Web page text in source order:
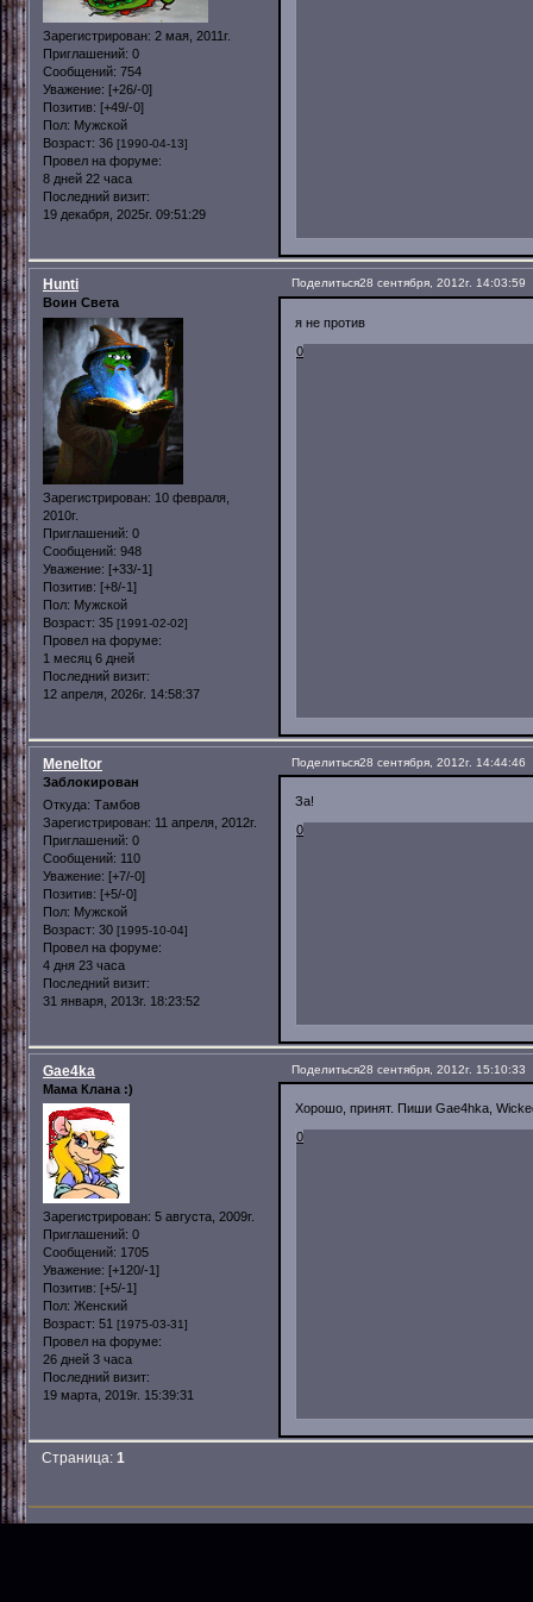
Зарегистрирован: 2 мая, 2011г.
Приглашений: 0
Сообщений: 754
Уважение: [+26/-0]
Позитив: [+49/-0]
Пол: Мужской
Возраст: 36 [1990-04-13]
Провел на форуме:
8 дней 22 часа
Последний визит:
19 декабря, 2025г. 09:51:29
Поделиться28 сентября, 2012г. 14:03:59
Hunti
Воин Света
Зарегистрирован: 10 февраля,
2010г.
Приглашений: 0
Сообщений: 948
Уважение: [+33/-1]
Позитив: [+8/-1]
Пол: Мужской
Возраст: 35 [1991-02-02]
Провел на форуме:
1 месяц 6 дней
Последний визит:
12 апреля, 2026г. 14:58:37
я не против
0
Поделиться28 сентября, 2012г. 14:44:46
Meneltor
Заблокирован
Откуда: Тамбов
Зарегистрирован: 11 апреля, 2012г.
Приглашений: 0
Сообщений: 110
Уважение: [+7/-0]
Позитив: [+5/-0]
Пол: Мужской
Возраст: 30 [1995-10-04]
Провел на форуме:
4 дня 23 часа
Последний визит:
31 января, 2013г. 18:23:52
За!
0
Поделиться28 сентября, 2012г. 15:10:33
Gae4ka
Мама Клана :)
Зарегистрирован: 5 августа, 2009г.
Приглашений: 0
Сообщений: 1705
Уважение: [+120/-1]
Позитив: [+5/-1]
Пол: Женский
Возраст: 51 [1975-03-31]
Провел на форуме:
26 дней 3 часа
Последний визит:
19 марта, 2019г. 15:39:31
Хорошо, принят. Пиши Gae4hka,
0
Страница:1